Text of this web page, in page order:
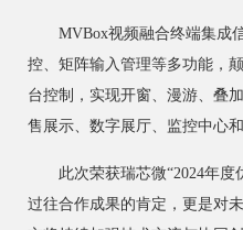
MVBox视频融合终端集成
控、矩阵输入管理等多功能，
台控制，实现开窗、漫游、叠
售展示、数字展厅、监控中心
此次荣获瑞芯微“2024年度
过往合作成果的肯定，更是对